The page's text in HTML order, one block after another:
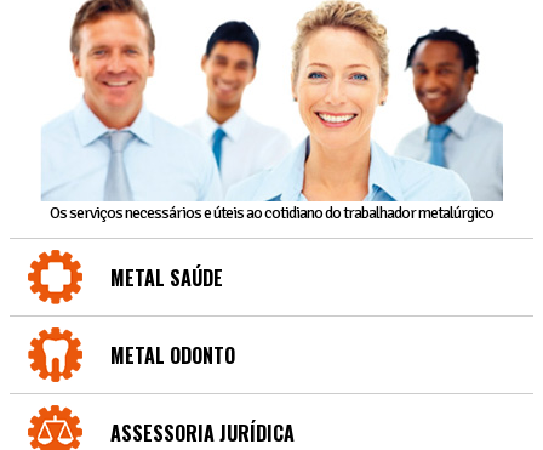
Os serviços necessários e úteis ao cotidiano do trabalhador metalúrgico
METAL SAÚDE
METAL ODONTO
ASSESSORIA JURÍDICA